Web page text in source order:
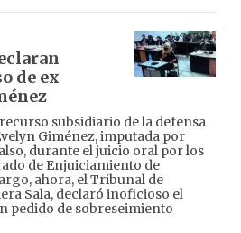
de ex
subsidiario de la defensa
Giménez, imputada por
durante el juicio oral por los
de Enjuiciamiento de
ahora, el Tribunal de
Sala, declaró inoficioso el
pedido de sobreseimiento